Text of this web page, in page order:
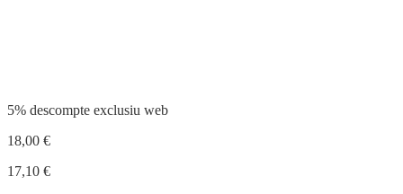
5% descompte exclusiu web
18,00 €
17,10 €